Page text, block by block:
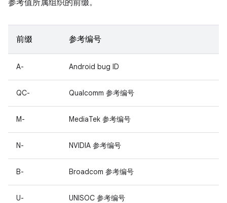
参考值所属组织的前缀。
前缀 参考编号
A- Android bug ID
QC- Qualcomm 参考编号
M- MediaTek 参考编号
N- NVIDIA 参考编号
B- Broadcom 参考编号
U- UNISOC 参考编号